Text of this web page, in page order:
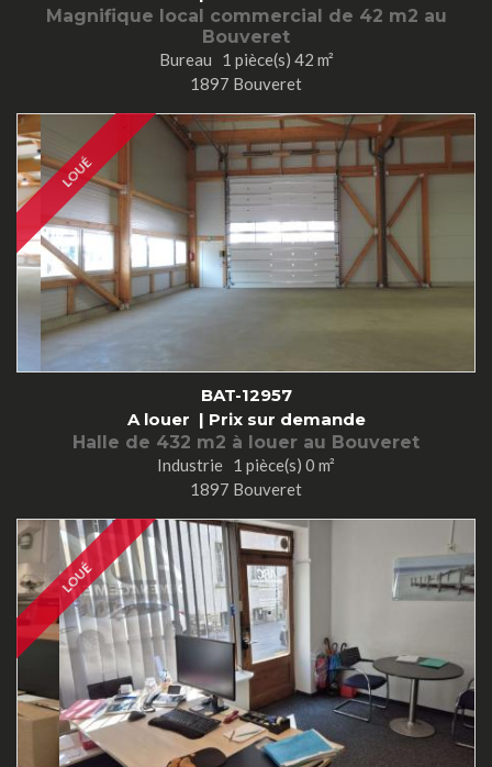
Magnifique local commercial de 42 m2 au
Bouveret
Bureau 1 pièce(s) 42 m²
1897 Bouveret
LOUÉ
BAT-12957
A louer | Prix sur demande
Halle de 432 m2 à louer au Bouveret
Industrie 1 pièce(s) 0 m²
1897 Bouveret
LOUÉ